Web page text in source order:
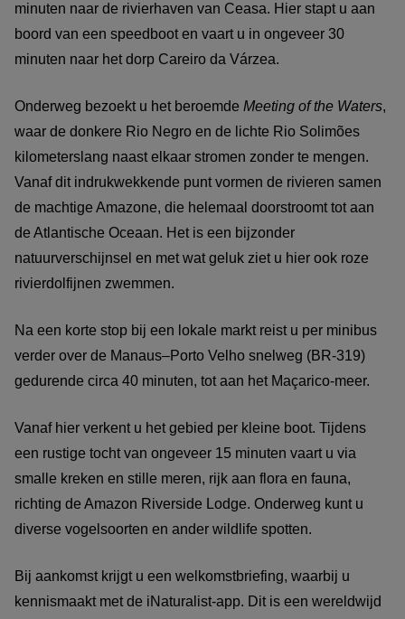
minuten naar de rivierhaven van Ceasa. Hier stapt u aan
boord van een speedboot en vaart u in ongeveer 30
minuten naar het dorp Careiro da Várzea.
Onderweg bezoekt u het beroemde Meeting of the Waters,
waar de donkere Rio Negro en de lichte Rio Solimões
kilometerslang naast elkaar stromen zonder te mengen.
Vanaf dit indrukwekkende punt vormen de rivieren samen
de machtige Amazone, die helemaal doorstroomt tot aan
de Atlantische Oceaan. Het is een bijzonder
natuurverschijnsel en met wat geluk ziet u hier ook roze
rivierdolfijnen zwemmen.
Na een korte stop bij een lokale markt reist u per minibus
verder over de Manaus–Porto Velho snelweg (BR-319)
gedurende circa 40 minuten, tot aan het Maçarico-meer.
Vanaf hier verkent u het gebied per kleine boot. Tijdens
een rustige tocht van ongeveer 15 minuten vaart u via
smalle kreken en stille meren, rijk aan flora en fauna,
richting de Amazon Riverside Lodge. Onderweg kunt u
diverse vogelsoorten en ander wildlife spotten.
Bij aankomst krijgt u een welkomstbriefing, waarbij u
kennismaakt met de iNaturalist-app. Dit is een wereldwijd